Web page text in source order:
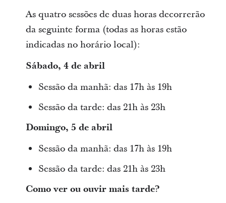
As quatro sessões de duas horas decorrerão
da seguinte forma (todas as horas estão
indicadas no horário local):
Sábado, 4 de abril
Sessão da manhã: das 17h às 19h
Sessão da tarde: das 21h às 23h
Domingo, 5 de abril
Sessão da manhã: das 17h às 19h
Sessão da tarde: das 21h às 23h
Como ver ou ouvir mais tarde?